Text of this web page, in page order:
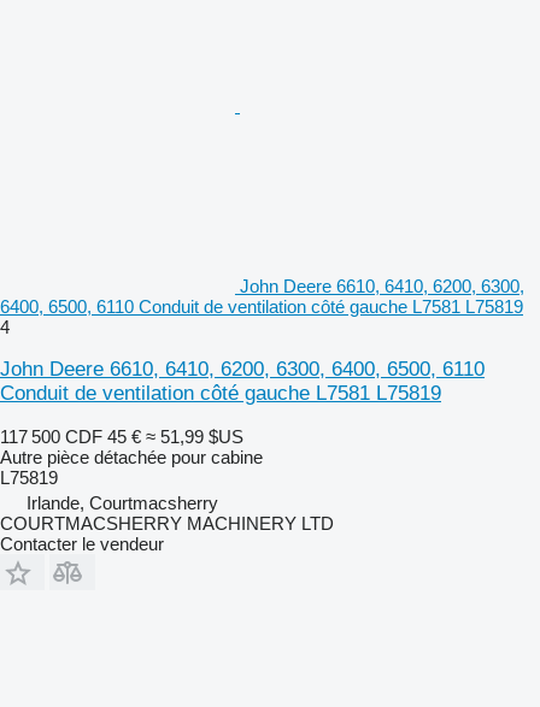
John Deere 6610, 6410, 6200, 6300,
6400, 6500, 6110 Conduit de ventilation côté gauche L7581 L75819
4
John Deere 6610, 6410, 6200, 6300, 6400, 6500, 6110
Conduit de ventilation côté gauche L7581 L75819
117 500 CDF 45 € ≈ 51,99 $US
Autre pièce détachée pour cabine
L75819
Irlande, Courtmacsherry
COURTMACSHERRY MACHINERY LTD
Contacter le vendeur